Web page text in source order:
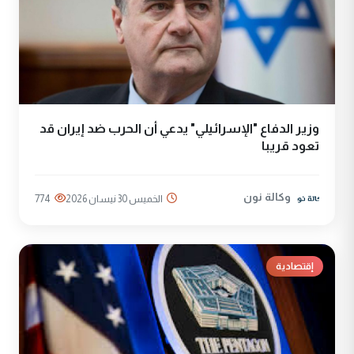
وزير الدفاع "الإسرائيلي" يدعي أن الحرب ضد إيران قد
تعود قريبا
وكالة نون الخميس 30 نيسان 2026 774
إقتصادية